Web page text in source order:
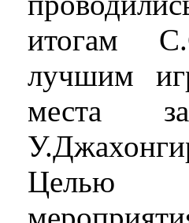
итогам
лучшим
места
Целью